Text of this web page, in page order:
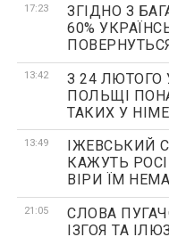
17:23
ЗГІДНО З
60%
13:42
З 24
ПОЛЬЩІ
ТАКИХ У
13:49
ІЖЕВСЬКИЙ
КАЖУТЬ
ВІРИ ЇМ
21:05
СЛОВА
ІЗГОЯ ТА